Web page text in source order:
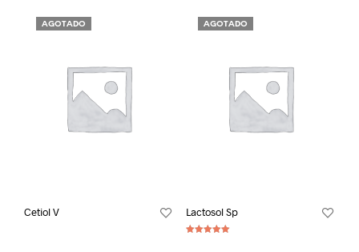
AGOTADO
Cetiol V
AGOTADO
Lactosol Sp